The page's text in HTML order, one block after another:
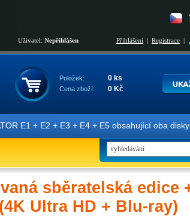
Uživatel: Nepřihlášen Přihlášení | Registrace |
Položek: 0 ks
Cena zboží: 0 Kč
+ E2 + E3 + E4 + E5 obsahující oba disky
sběratelská edice
Ultra HD + Blu-ray)